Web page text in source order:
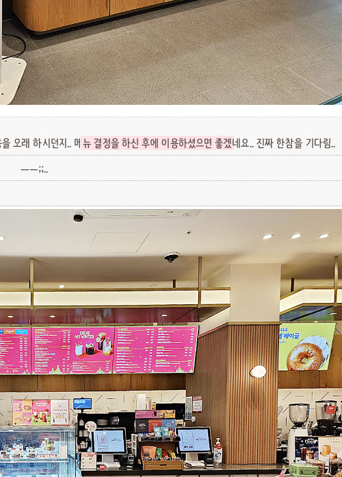
오래 하시던지.. 메뉴 결정을 하신 후에 이용하셨으면 좋겠네요.. 진짜 한참을 기다림..
ㅡㅡ;;..